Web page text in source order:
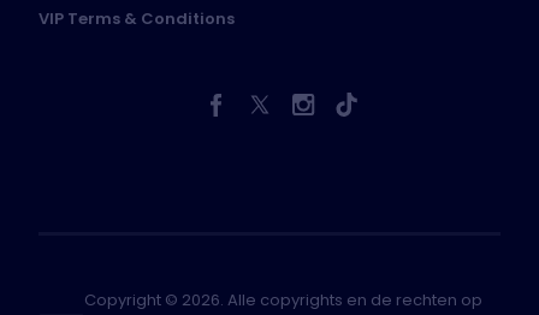
VIP Terms & Conditions
Copyright © 2026. Alle copyrights en de rechten op